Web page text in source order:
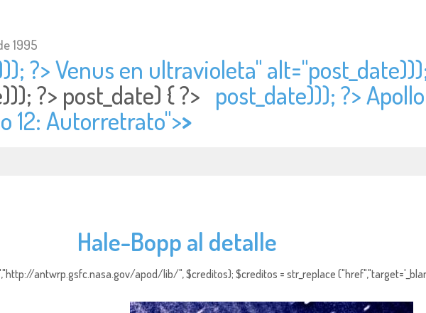
1995
?> Venus en ultravioleta" alt="
?> post_date) { ?> post_date))); ?>
12: Autorretrato">>
Hale-Bopp al detalle
antwrp.gsfc.nasa.gov/apod/lib/", $creditos); $creditos = str_replace